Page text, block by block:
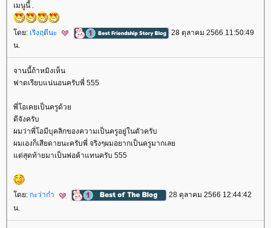
เมนูนี้ .
ดย: เริงฤดีนะ
28 ตุลาคม 2566 11:50:49
น.
จานนี้ถ้าหมิงเห็น
ฟาดเรียบแน่นอนครับพี่ 555
พี่โอเคยเป็นครูด้ว
ดีจังครับ
ผมว่าพี่โอมีบุคลิกของความเป็นครูอยู่ในตัวครับ
ผมเองก็เสียดายนะครับพี่ จริงๆผมอยากเป็นครูมากเล
ต่สุดท้ายมาเป็นพ่อค้าแทนครับ 555
ดย: กะว่าก๋า
28 ตุลาคม 2566 12:44:42
น.